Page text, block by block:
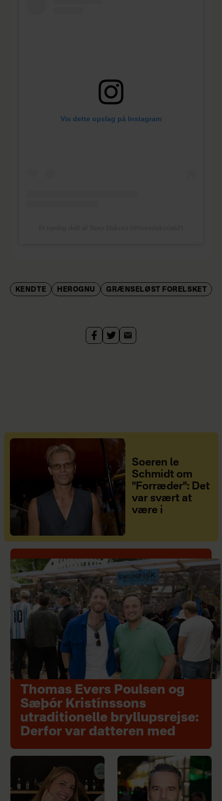
Vis dette opslag på Instagram
KENDTE HEROGNU GRÆNSELØST FORELSKET
Soeren le
Schmidt om
"Forræder": Det
var svært at
være i
Thomas Evers Poulsen og
Sæþór Kristínssons
utraditionelle bryllupsrejse:
Derfor var datteren med